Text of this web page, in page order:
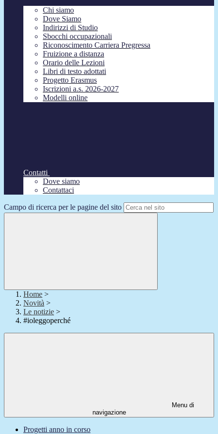
Chi siamo
Dove Siamo
Indirizzi di Studio
Sbocchi occupazionali
Riconoscimento Carriera Pregressa
Fruizione a distanza
Orario delle Lezioni
Libri di testo adottati
Progetto Erasmus
Iscrizioni a.s. 2026-2027
Modelli online
Contatti
Dove siamo
Contattaci
Campo di ricerca per le pagine del sito
Home >
Novità >
Le notizie >
#ioleggoperché
Menu di
navigazione
Progetti anno in corso